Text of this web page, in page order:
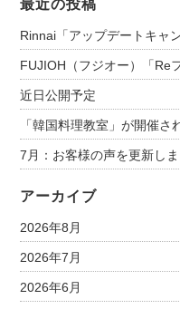
最近の投稿
Rinnai「アップデートキャ
FUJIOH（フジオー）「Re
近日公開予定
「韓国料理教室」が開催さ
7月：お客様の声を更新し
アーカイブ
2026年8月
2026年7月
2026年6月